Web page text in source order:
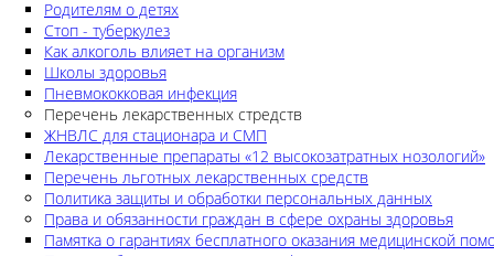
Родителям о детях
Стоп - туберкулез
Как алкоголь влияет на организм
Школы здоровья
Пневмококковая инфекция
Перечень лекарственных стредств
ЖНВЛС для стационара и СМП
Лекарственные препараты «12 высокозатратных нозологий»
Перечень льготных лекарственных средств
Политика защиты и обработки персональных данных
Права и обязанности граждан в сфере охраны здоровья
Памятка о гарантиях бесплатного оказания медицинской